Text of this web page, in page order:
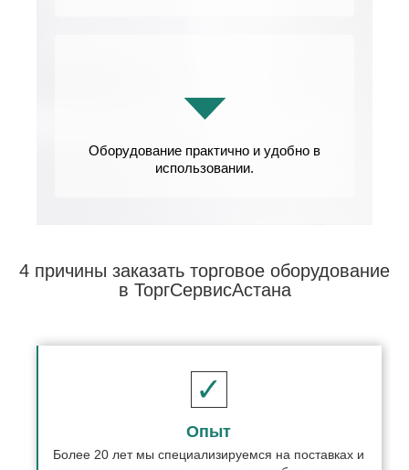
Оборудование практично и удобно в
использовании.
4 причины заказать торговое оборудование
в ТоргСервисАстана
Опыт
Более 20 лет мы специализируемся на поставках и